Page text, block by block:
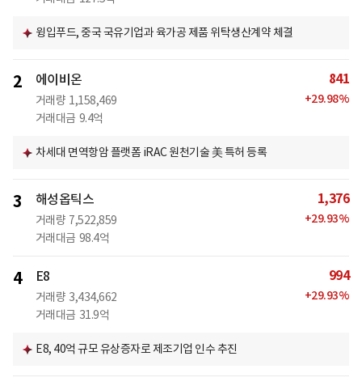
윙입푸드, 중국 국유기업과 육가공 제품 위탁생산계약 체결
2 에이비온
거래량 1,158,469
거래대금 9.4억
841
+29.98%
차세대 면역항암 플랫폼 iRAC 원천기술 美 특허 등록
3 해성옵틱스
거래량 7,522,859
거래대금 98.4억
1,376
+29.93%
4 E8
거래량 3,434,662
거래대금 31.9억
994
+29.93%
E8, 40억 규모 유상증자로 제조기업 인수 추진